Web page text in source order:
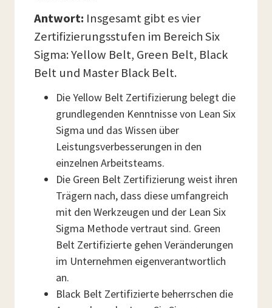
Antwort: Insgesamt gibt es vier
Zertifizierungsstufen im Bereich Six
Sigma: Yellow Belt, Green Belt, Black
Belt und Master Black Belt.
Die Yellow Belt Zertifizierung belegt die
grundlegenden Kenntnisse von Lean Six
Sigma und das Wissen über
Leistungsverbesserungen in den
einzelnen Arbeitsteams.
Die Green Belt Zertifizierung weist ihren
Trägern nach, dass diese umfangreich
mit den Werkzeugen und der Lean Six
Sigma Methode vertraut sind. Green
Belt Zertifizierte gehen Veränderungen
im Unternehmen eigenverantwortlich
an.
Black Belt Zertifizierte beherrschen die